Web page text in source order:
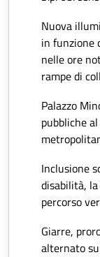
Nuova
in funzione
nelle ore
rampe di
Palazzo
pubbliche
Inclusione
disabilità,
percorso
Giarre,
alternato